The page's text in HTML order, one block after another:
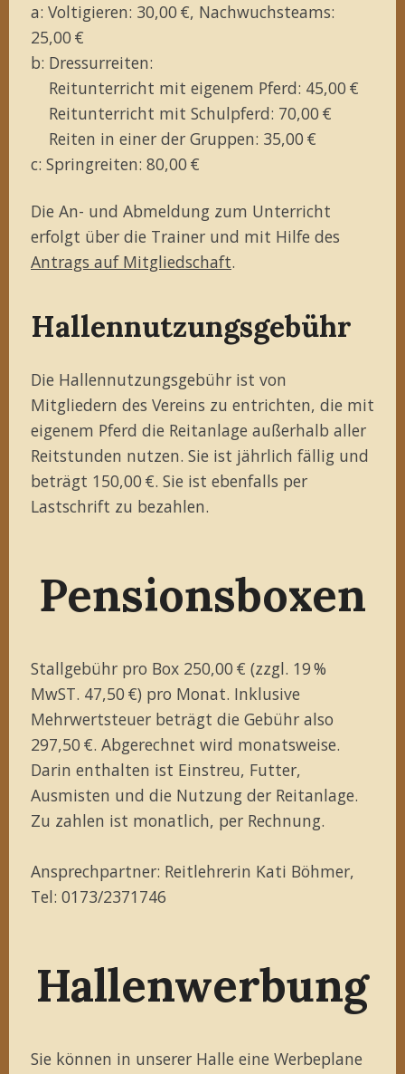
a: Voltigieren: 30,00 €, Nachwuchsteams:
25,00 €
b: Dressurreiten:
Reitunterricht mit eigenem Pferd: 45,00 €
Reitunterricht mit Schulpferd: 70,00 €
Reiten in einer der Gruppen: 35,00 €
c: Springreiten: 80,00 €
Die An- und Abmeldung zum Unterricht
erfolgt über die Trainer und mit Hilfe des
Antrags auf Mitgliedschaft.
Hallennutzungsgebühr
Die Hallennutzungsgebühr ist von
Mitgliedern des Vereins zu entrichten, die mit
eigenem Pferd die Reitanlage außerhalb aller
Reitstunden nutzen. Sie ist jährlich fällig und
beträgt 150,00 €. Sie ist ebenfalls per
Lastschrift zu bezahlen.
Pensionsboxen
Stallgebühr pro Box 250,00 € (zzgl. 19 %
MwST. 47,50 €) pro Monat. Inklusive
Mehrwertsteuer beträgt die Gebühr also
297,50 €. Abgerechnet wird monatsweise.
Darin enthalten ist Einstreu, Futter,
Ausmisten und die Nutzung der Reitanlage.
Zu zahlen ist monatlich, per Rechnung.
Ansprechpartner: Reitlehrerin Kati Böhmer,
Tel: 0173/2371746
Hallenwerbung
Sie können in unserer Halle eine Werbeplane